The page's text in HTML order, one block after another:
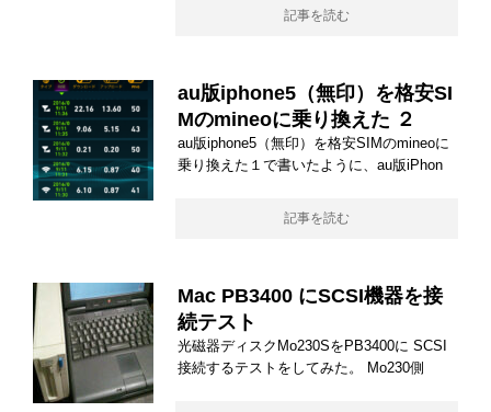
記事を読む
au版iphone5（無印）を格安SI
Mのmineoに乗り換えた ２
au版iphone5（無印）を格安SIMのmineoに
乗り換えた１で書いたように、au版iPhon
記事を読む
Mac PB3400 にSCSI機器を接
続テスト
光磁器ディスクMo230SをPB3400に SCSI
接続するテストをしてみた。 Mo230側